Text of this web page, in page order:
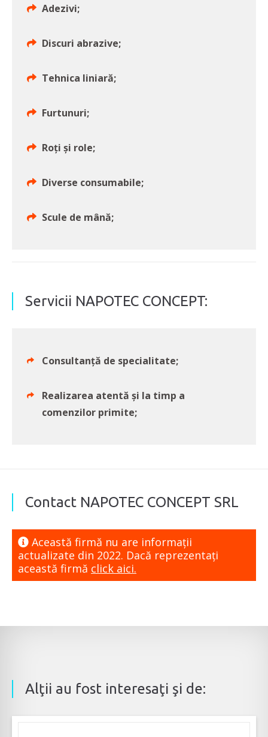
Adezivi;
Discuri abrazive;
Tehnica liniară;
Furtunuri;
Roți și role;
Diverse consumabile;
Scule de mână;
Servicii NAPOTEC CONCEPT:
Consultanță de specialitate;
Realizarea atentă și la timp a
comenzilor primite;
Contact NAPOTEC CONCEPT SRL
Această firmă nu are informaţii
actualizate din 2022. Dacă reprezentaţi
această firmă click aici.
Alţii au fost interesaţi şi de: